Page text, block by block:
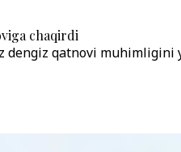
chaqirdi
qatnovi muhimligini